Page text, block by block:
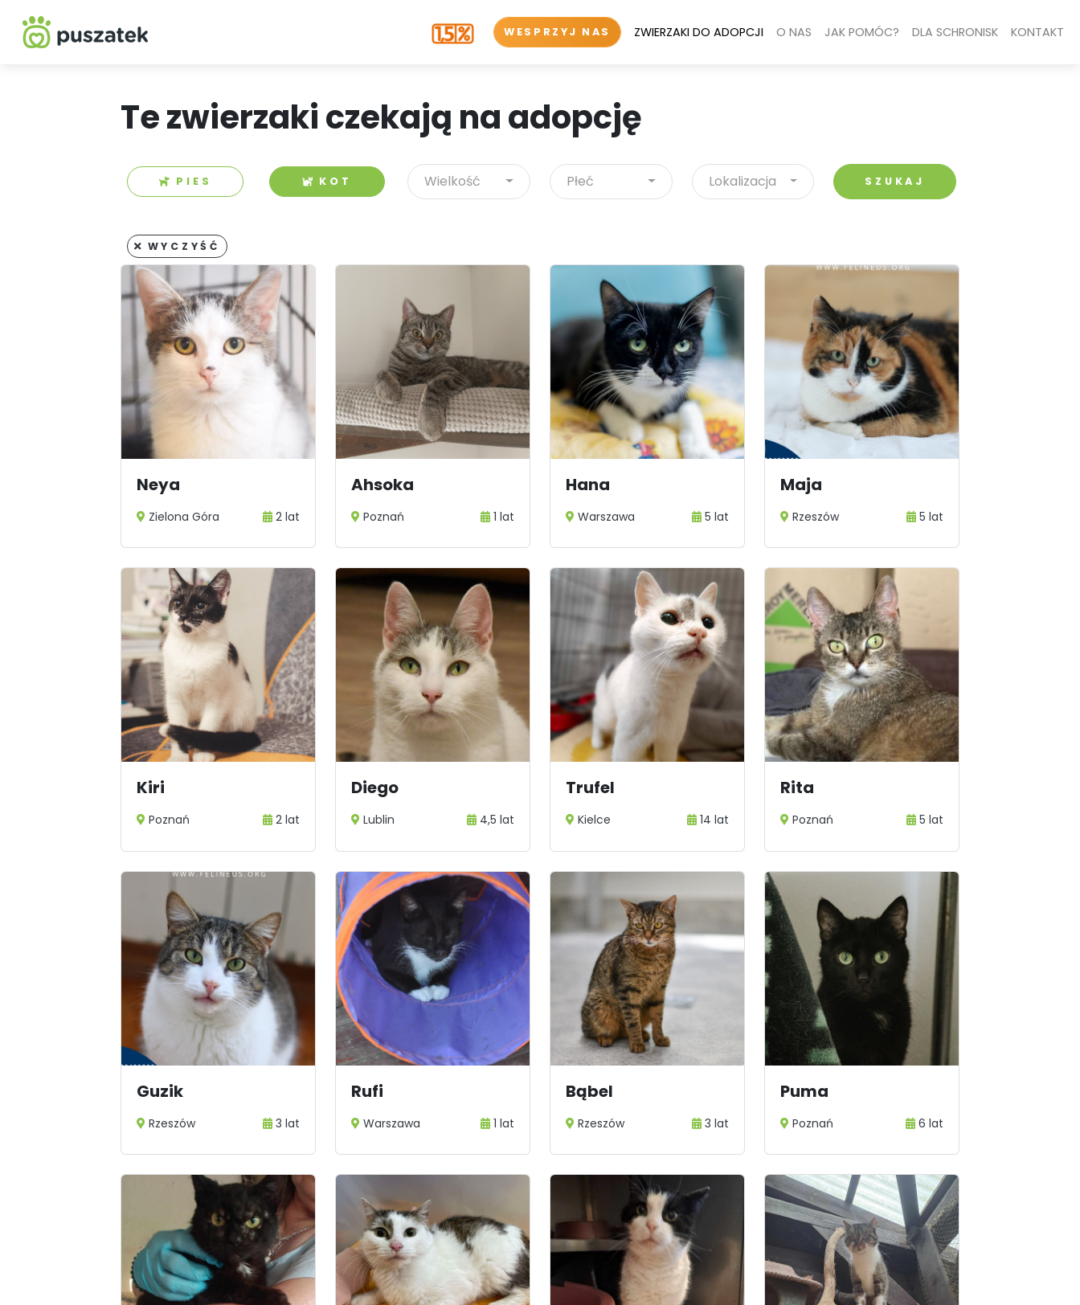
WESPRZYJ NAS ZWIERZAKI DO ADOPCJI O NAS JAK POMÓC? DLA SCHRONISK KONTAKT
Te zwierzaki czekają na adopcję
PIES KOT Wielkość Płeć Lokalizacja SZUKAJ
WYCZYŚĆ
Neya
Zielona Góra 2 lat
Ahsoka
Poznań 1 lat
Hana
Warszawa 5 lat
Maja
Rzeszów 5 lat
Kiri
Poznań 2 lat
Diego
Lublin 4,5 lat
Trufel
Kielce 14 lat
Rita
Poznań 5 lat
Guzik
Rzeszów 3 lat
Rufi
Warszawa 1 lat
Bąbel
Rzeszów 3 lat
Puma
Poznań 6 lat